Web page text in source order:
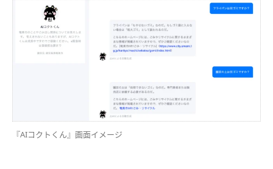
『AIコクトくん』画面イメージ